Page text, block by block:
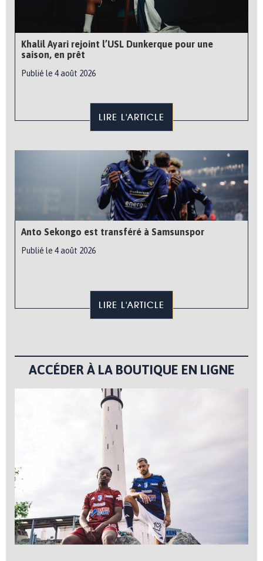
Khalil Ayari rejoint l’USL Dunkerque pour une
saison, en prêt
Publié le 4 août 2026
LIRE L'ARTICLE
Anto Sekongo est transféré à Samsunspor
Publié le 4 août 2026
LIRE L'ARTICLE
ACCÉDER À LA BOUTIQUE EN LIGNE